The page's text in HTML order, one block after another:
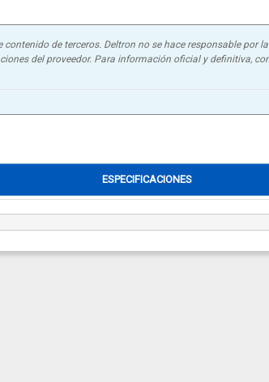
de terceros. Deltron no se hace responsable por
del proveedor. Para información oficial y definitiva,
ESPECIFICACIONES